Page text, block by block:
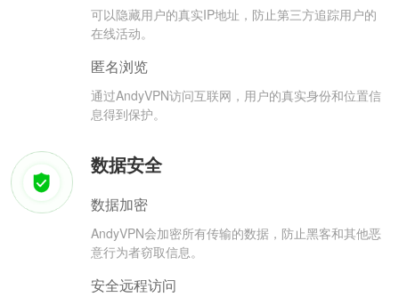
可以隐藏用户的真实IP地址，防止第三方追踪用户的
在线活动。
匿名浏览
通过AndyVPN访问互联网，用户的真实身份和位置信
息得到保护。
数据安全
数据加密
AndyVPN会加密所有传输的数据，防止黑客和其他恶
意行为者窃取信息。
安全远程访问